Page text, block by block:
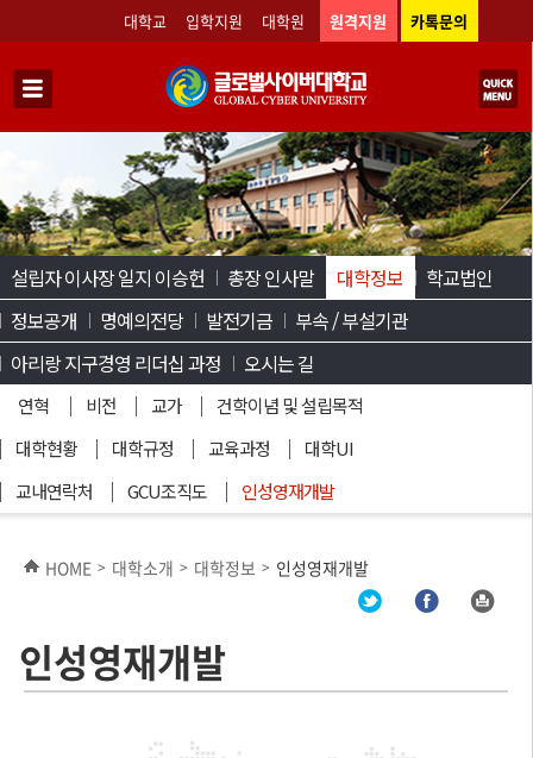
대학교 입학지원 대학원 원격지원 카톡문의
설립자 이사장 일지 이승헌 총장 인사말 대학정보
연혁 비전 교가
건학이념 및 설립목적
대학현황
대학규정 교육과정
대학UI
교내연락처
GCU조직도 인성영재개발
학교법인
정보공개
명예의전당 발전기금
부속 / 부설기관
아리랑 지구경영 리더십 과정
오시는 길
HOME > 대학소개 > 대학정보 > 인성영재개발
인성영재개발